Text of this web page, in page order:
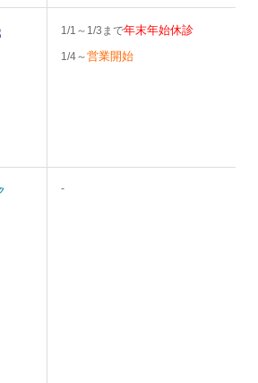
1/1～1/3まで年末年始休診
1/4～営業開始
-